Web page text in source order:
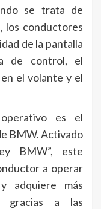
se trata de
los conductores
de la pantalla
de control, el
el volante y el
es el
BMW. Activado
BMW”, este
a operar
adquiere más
gracias a las